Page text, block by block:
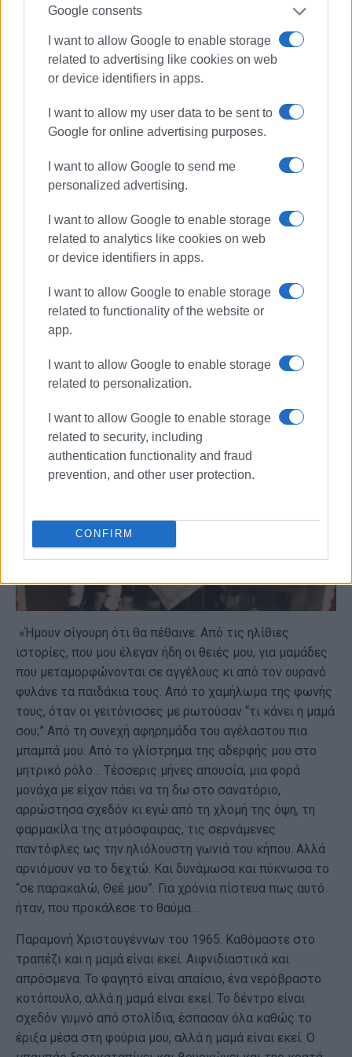
Google consents
I want to allow Google to enable storage
related to advertising like cookies on web
or device identifiers in apps.
I want to allow my user data to be sent to
Google for online advertising purposes.
I want to allow Google to send me
personalized advertising.
I want to allow Google to enable storage
related to analytics like cookies on web
or device identifiers in apps.
I want to allow Google to enable storage
related to functionality of the website or
app.
I want to allow Google to enable storage
related to personalization.
I want to allow Google to enable storage
related to security, including
authentication functionality and fraud
prevention, and other user protection.
CONFIRM
να πάμε να τη θαυμάσουμε. Κάθε χρόνο με τον ίδιο
τα παιδιά των φίλων μου, για να ζήσουν την ίδια
εμπειρία...»
«Η μαμά ήταν εκεί...»
ΛΙΑΝΑ ΤΣΙΡΙΔΟΥ
Εκπαιδευτικός, συγγραφέας
«Ήμουν σίγουρη ότι θα πέθαινε. Από τις ηλίθιες
ιστορίες, που μου έλεγαν ήδη οι θειές μου, για μαμάδες
που μεταμορφώνονται σε αγγέλους κι από τον ουρανό
φυλάνε τα παιδάκια τους. Από το χαμήλωμα της φωνής
τους, όταν οι γειτόνισσες με ρωτούσαν “τι κάνει η μαμά
σου;” Από τη συνεχή αφηρημάδα του αγέλαστου πια
μπαμπά μου. Από το γλίστρημα της αδερφής μου στο
μητρικό ρόλο… Τέσσερις μήνες απουσία, μια φορά
μονάχα με είχαν πάει να τη δω στο σανατόριο,
αρρώστησα σχεδόν κι εγώ από τη χλομή της όψη, τη
φαρμακίλα της ατμόσφαιρας, τις σερνάμενες
παντόφλες ως την ηλιόλουστη γωνιά του κήπου. Αλλά
αρνιόμουν να το δεχτώ. Και δυνάμωσα και πύκνωσα το
“σε παρακαλώ, Θεέ μου”. Για χρόνια πίστευα πως αυτό
ήταν, που προκάλεσε το θαύμα…
Παραμονή Χριστουγέννων του 1965. Καθόμαστε στο
τραπέζι και η μαμά είναι εκεί. Αιφνιδιαστικά και
απρόσμενα. Το φαγητό είναι απαίσιο, ένα νερόβραστο
κοτόπουλο, αλλά η μαμά είναι εκεί. Το δέντρο είναι
σχεδόν γυμνό από στολίδια, έσπασαν όλα καθώς το
έριξα μέσα στη φούρια μου, αλλά η μαμά είναι εκεί. Ο